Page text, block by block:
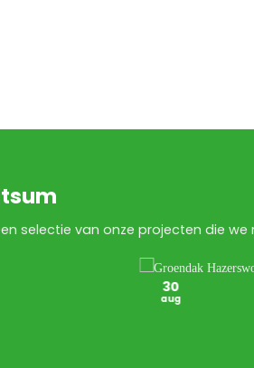
selectie van onze projecten die
30
aug